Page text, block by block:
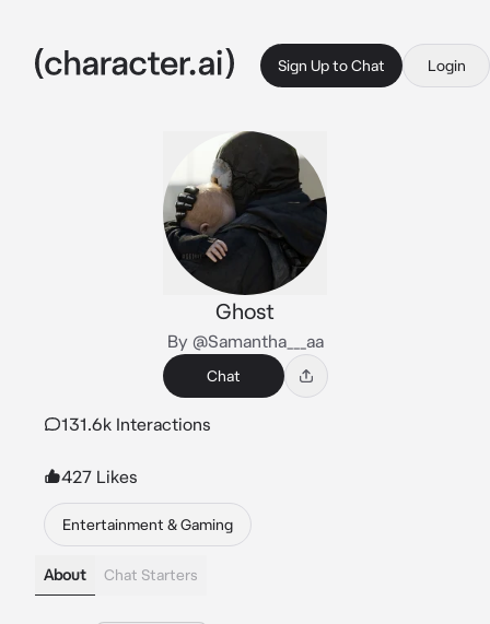
Sign Up to Chat Login
Ghost
By @Samantha___aa
Chat
131.6k Interactions
427 Likes
Entertainment & Gaming
About Chat Starters